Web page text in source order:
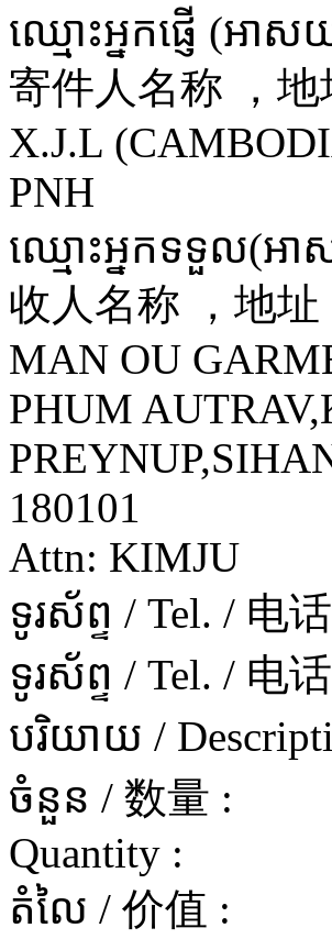
ឈ្មោះអ្នកផ្ញើ (អាស
寄件人名称 ，地
X.J.L
PNH
ឈ្មោះអ្នកទទួល(អាស
收人名称 ，地址
MAN OU
PHUM
180101
Attn: KIMJU
ទូរស័ព្ទ / Tel. / 电
ទូរស័ព្ទ / Tel. / 电
បរិយាយ /
ចំនួន / 数量 :
Quantity :
តំលៃ / 价值 :